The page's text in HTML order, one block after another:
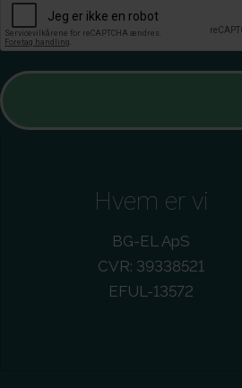
Hvem er vi
BG-EL ApS
CVR: 39338521
EFUL-13572